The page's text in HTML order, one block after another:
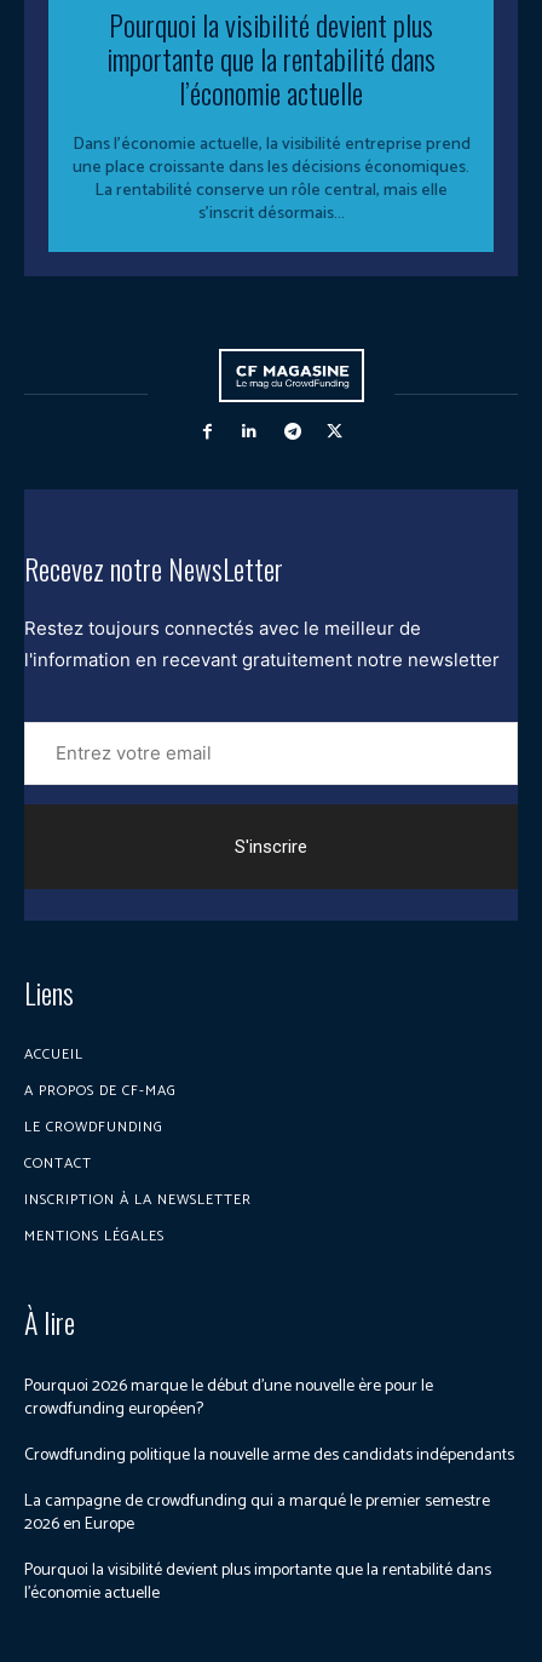
Pourquoi la visibilité devient plus
importante que la rentabilité dans
l’économie actuelle
Dans l’économie actuelle, la visibilité entreprise prend
une place croissante dans les décisions économiques.
La rentabilité conserve un rôle central, mais elle
s’inscrit désormais...
Recevez notre NewsLetter
Restez toujours connectés avec le meilleur de
l'information en recevant gratuitement notre newsletter
Entrez
votre
email
Liens
ACCUEIL
A PROPOS DE CF-MAG
LE CROWDFUNDING
CONTACT
INSCRIPTION À LA NEWSLETTER
MENTIONS LÉGALES
À lire
Pourquoi 2026 marque le début d’une nouvelle ère pour le
crowdfunding européen?
Crowdfunding politique la nouvelle arme des candidats indépendants
La campagne de crowdfunding qui a marqué le premier semestre
2026 en Europe
Pourquoi la visibilité devient plus importante que la rentabilité dans
l’économie actuelle